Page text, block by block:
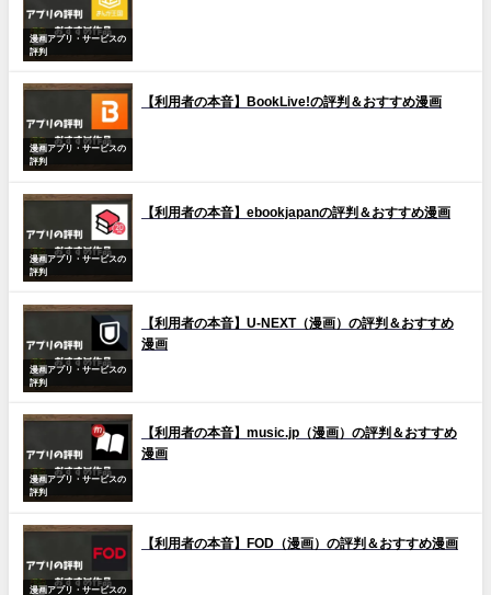
漫画アプリ・サービスの
評判
漫画アプリ・サービスの
評判
【利用者の本音】BookLive!の評判＆おすすめ漫画
漫画アプリ・サービスの
評判
【利用者の本音】ebookjapanの評判＆おすすめ漫画
漫画アプリ・サービスの
評判
【利用者の本音】U-NEXT（漫画）の評判＆おすすめ
漫画
漫画アプリ・サービスの
評判
【利用者の本音】music.jp（漫画）の評判＆おすすめ
漫画
漫画アプリ・サービスの
【利用者の本音】FOD（漫画）の評判＆おすすめ漫画